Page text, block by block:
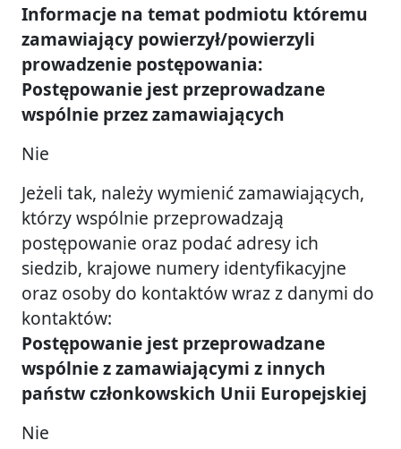
Informacje na temat podmiotu któremu
zamawiający powierzył/powierzyli
prowadzenie postępowania:
Postępowanie jest przeprowadzane
wspólnie przez zamawiających
Nie
Jeżeli tak, należy wymienić zamawiających,
którzy wspólnie przeprowadzają
postępowanie oraz podać adresy ich
siedzib, krajowe numery identyfikacyjne
oraz osoby do kontaktów wraz z danymi do
kontaktów:
Postępowanie jest przeprowadzane
wspólnie z zamawiającymi z innych
państw członkowskich Unii Europejskiej
Nie